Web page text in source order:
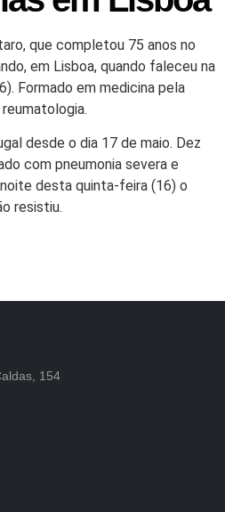
que completou 75 anos no
em Lisboa, quando faleceu na
Formado em medicina pela
desde o dia 17 de maio. Dez
com pneumonia severa e
desta quinta-feira (16) o
resistiu.
154